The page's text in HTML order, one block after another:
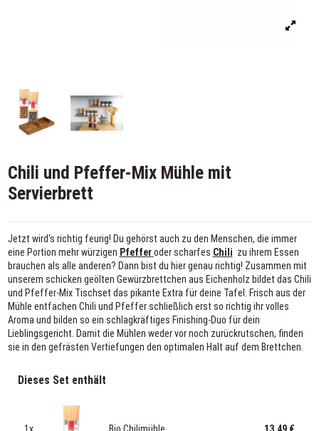
Chili und Pfeffer-Mix Mühle mit
Servierbrett
Jetzt wird‘s richtig feurig! Du gehörst auch zu den Menschen, die immer
eine Portion mehr würzigen Pfeffer oder scharfes Chili zu ihrem Essen
brauchen als alle anderen? Dann bist du hier genau richtig! Zusammen mit
unserem schicken geölten Gewürzbrettchen aus Eichenholz bildet das Chili
und Pfeffer-Mix Tischset das pikante Extra für deine Tafel. Frisch aus der
Mühle entfachen Chili und Pfeffer schließlich erst so richtig ihr volles
Aroma und bilden so ein schlagkräftiges Finishing-Duo für dein
Lieblingsgericht. Damit die Mühlen weder vor noch zurückrutschen, finden
sie in den gefrästen Vertiefungen den optimalen Halt auf dem Brettchen.
Dieses Set enthält